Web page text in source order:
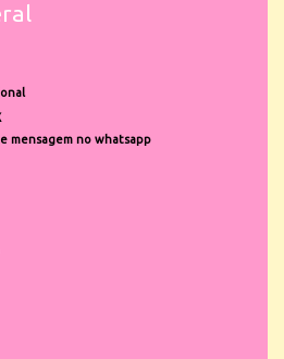
mensagem no whatsapp